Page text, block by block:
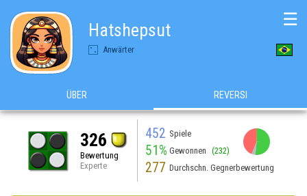
Hatshepsut
Anwärter
☰
ÜBER REVERSI
326
Bewertung
Experte
452 Spiele
51% Gewonnen (232)
277 Durchschn. Gegnerbewertung